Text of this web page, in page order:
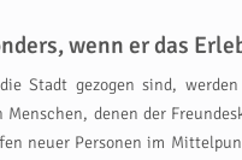
wenn er das
Stadt gezogen sind,
Menschen, denen der
neuer Personen im